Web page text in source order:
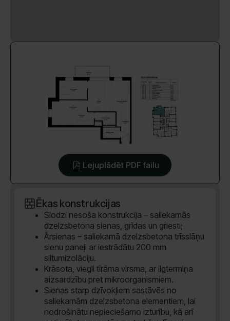
Lejuplādēt PDF failu
Ēkas konstrukcijas
Slodzi nesoša konstrukcija – saliekamās
dzelzsbetona sienas, grīdas un griesti;
Ārsienas – saliekamā dzelzsbetona trīsslāņu
sienu paneļi ar iestrādātu 200 mm
siltumizolāciju.
Krāsota, viegli tīrāma virsma, ar ilgtermiņa
aizsardzību pret mikroorganismiem.
Sienas starp dzīvokļiem sastāvēs no
saliekamām dzelzsbetona elementiem, lai
nodrošinātu nepieciešamo izturību, kā arī